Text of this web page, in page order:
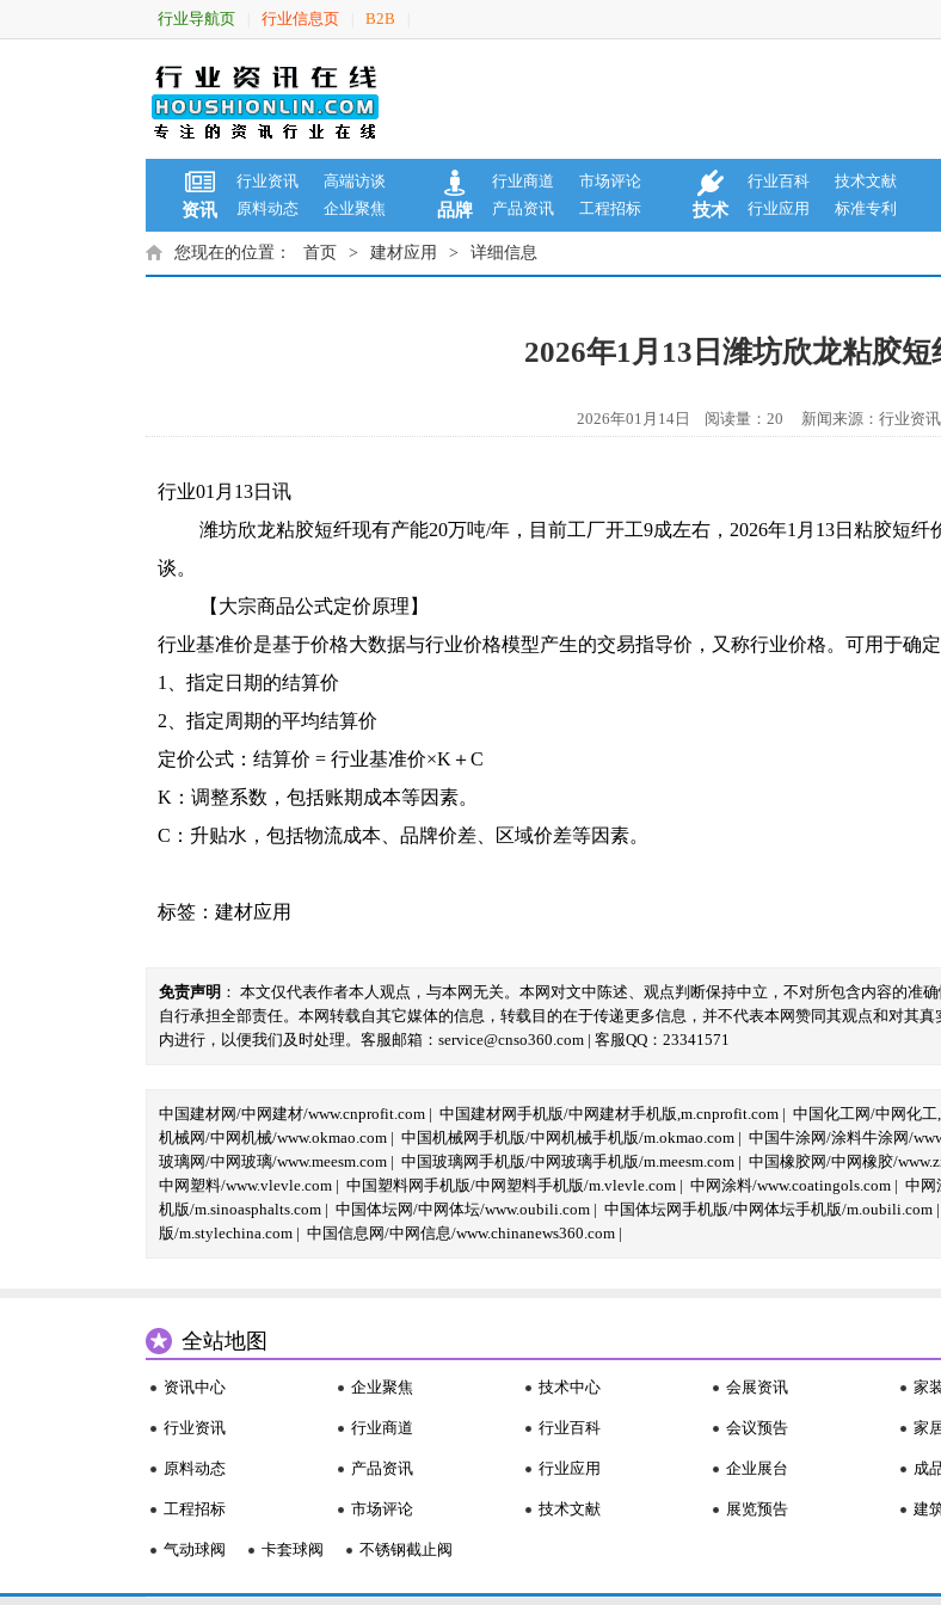
行业导航页 行业信息页 B2B
资讯
行业资讯
高端访谈
原料动态
企业聚焦 品牌
行业商道
市场评论
产品资讯
工程招标 技术
行业百科
技术文献
行业应用
标准专利
您现在的位置： 首页 > 建材应用 > 详细信息
2026年1月13日潍坊欣龙粘胶
2026年01月14日 阅读量：20 新闻来源：行业资
行业01月13日讯
潍坊欣龙粘胶短纤现有产能20万吨/年，目前工厂开工9成左右，2026年1月13日粘胶短
谈。
【大宗商品公式定价原理】
行业基准价是基于价格大数据与行业价格模型产生的交易指导价，又称行业价格。可用于确
1、指定日期的结算价
2、指定周期的平均结算价
定价公式：结算价 = 行业基准价×K＋C
K：调整系数，包括账期成本等因素。
C：升贴水，包括物流成本、品牌价差、区域价差等因素。
标签： 建材应用
免责声明 ： 本文仅代表作者本人观点，与本网无关。本网对文中陈述、观点判断保持中立，不对所包含内容的
自行承担全部责任。本网转载自其它媒体的信息，转载目的在于传递更多信息，并不代表本网赞同其观点和对其
内进行，以便我们及时处理。客服邮箱：service@cnso360.com | 客服QQ：23341571
中国建材网/中网建材/www.cnprofit.com | 中国建材网手机版/中网建材手机版,m.cnprofit.com | 中国化工网/中网化工
机械网/中网机械/www.okmao.com | 中国机械网手机版/中网机械手机版/m.okmao.com | 中国牛涂网/涂料牛涂网/
玻璃网/中网玻璃/www.meesm.com | 中国玻璃网手机版/中网玻璃手机版/m.meesm.com | 中国橡胶网/中网橡胶/
中网塑料/www.vlevle.com | 中国塑料网手机版/中网塑料手机版/m.vlevle.com | 中网涂料/www.coatingols.com | 中网
机版/m.sinoasphalts.com | 中国体坛网/中网体坛/www.oubili.com | 中国体坛网手机版/中网体坛手机版/m.oubili.com |
版/m.stylechina.com | 中国信息网/中网信息/www.chinanews360.com |
全站地图
资讯中心
行业资讯
原料动态
工程招标
企业聚焦
行业商道
产品资讯
市场评论
技术中心
行业百科
行业应用
技术文献
会展资讯
会议预告
企业展台
展览预告
家
家
成
建
气动球阀 卡套球阀 不锈钢截止阀